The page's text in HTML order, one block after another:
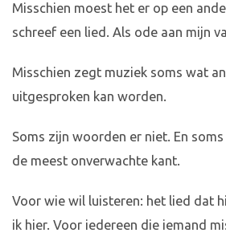
Misschien moest het er op een
schreef een lied. Als ode aan mijn
Misschien zegt muziek soms wat
uitgesproken kan worden.
Soms zijn woorden er niet. En
de meest onverwachte kant.
Voor wie wil luisteren: het lied dat
ik hier. Voor iedereen die iemand